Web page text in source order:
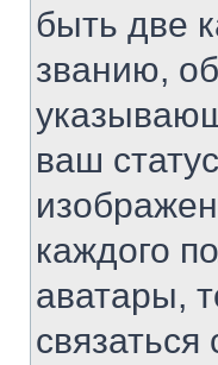
быть две
званию,
ваш
каждого
аватары,